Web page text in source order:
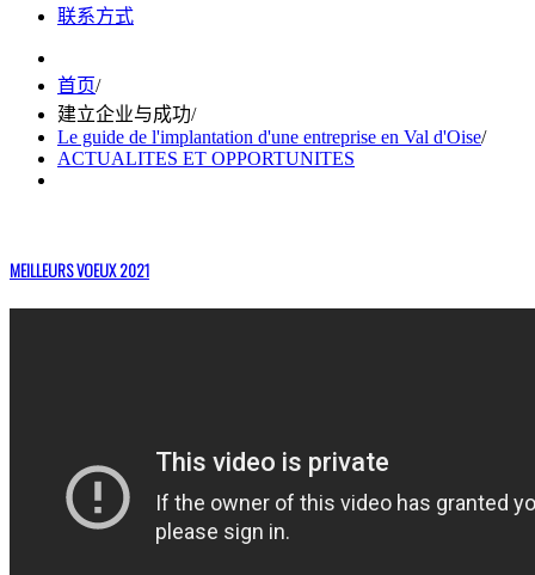
联系方式
首页/
建立企业与成功/
Le guide de l'implantation d'une entreprise en Val d'Oise/
ACTUALITES ET OPPORTUNITES
MEILLEURS VOEUX 2021